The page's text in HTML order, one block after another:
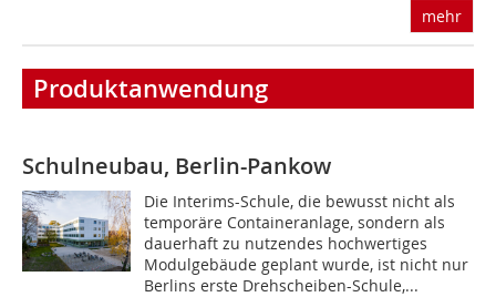
mehr
Produktanwendung
Schulneubau, Berlin-Pankow
Die Interims-Schule, die bewusst nicht als
temporäre Containeranlage, sondern als
dauerhaft zu nutzendes hochwertiges
Modulgebäude geplant wurde, ist nicht nur
Berlins erste Drehscheiben-Schule,...